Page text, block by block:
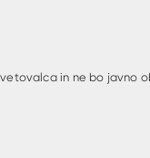
in ne bo javno